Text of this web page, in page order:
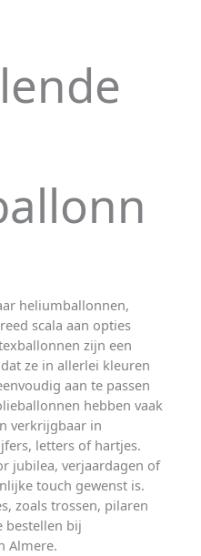
heliumballonnen,
scala aan opties
zijn een
ze in allerlei kleuren
aan te passen
hebben vaak
verkrijgbaar in
letters of hartjes.
jubilea, verjaardagen of
touch gewenst is.
zoals trossen, pilaren
bestellen bij
Almere.